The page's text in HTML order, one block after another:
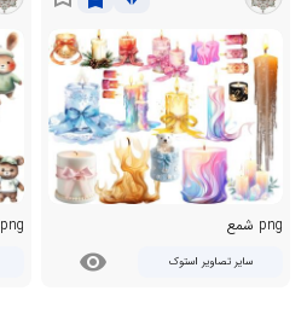
png شمع
سایر تصاویر استوک visibility
png کارتونی